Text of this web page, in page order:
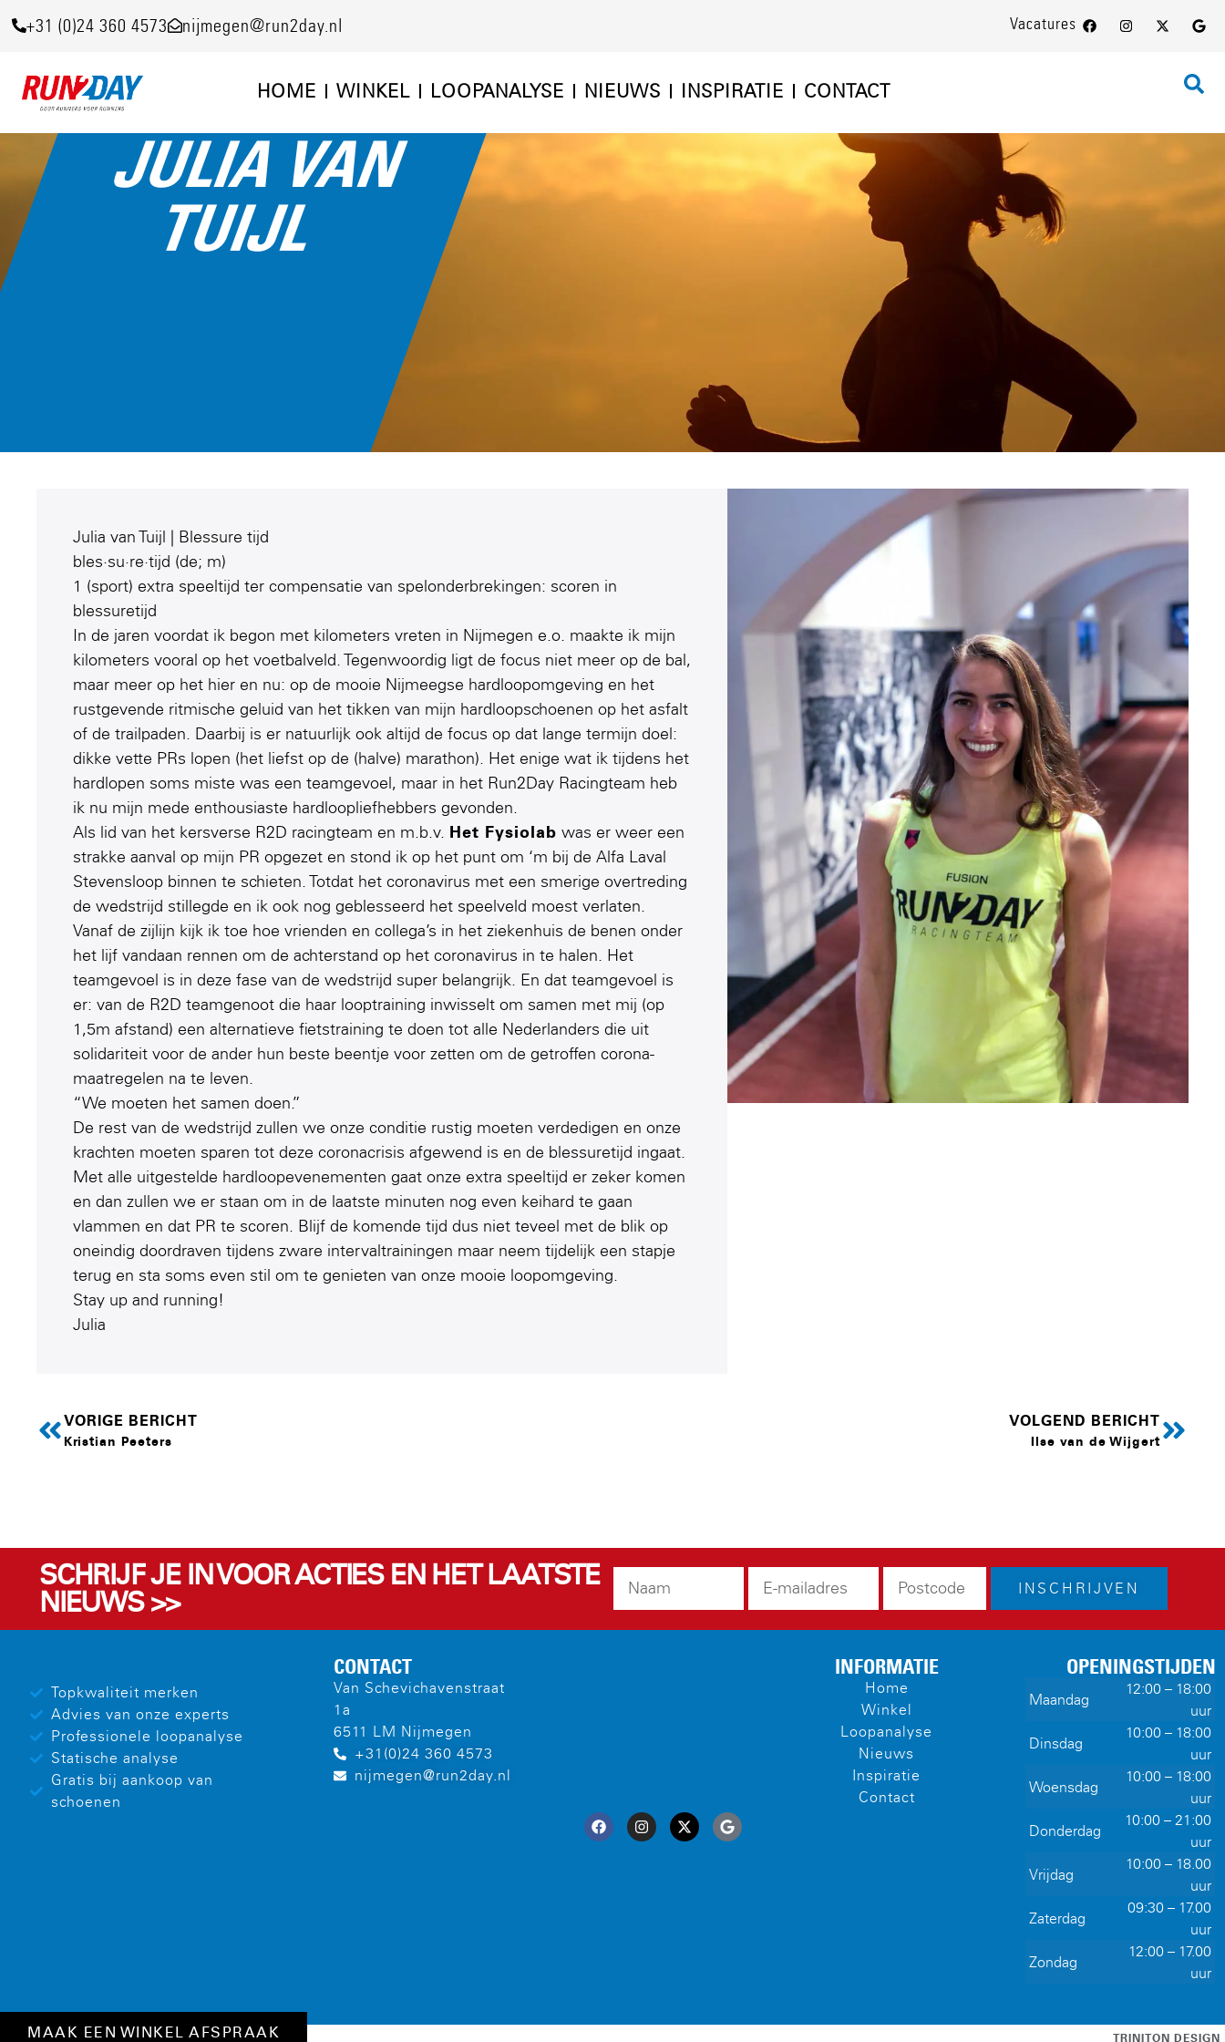
+31 (0)24 360 4573 nijmegen@run2day.nl Vacatures
HOME WINKEL LOOPANALYSE NIEUWS INSPIRATIE CONTACT
JULIA VAN
TUIJL
Julia van Tuijl | Blessure tijd
bles·su·re·tijd (de; m)
1 (sport) extra speeltijd ter compensatie van spelonderbrekingen: scoren in
blessuretijd
In de jaren voordat ik begon met kilometers vreten in Nijmegen e.o. maakte ik mijn
kilometers vooral op het voetbalveld. Tegenwoordig ligt de focus niet meer op de bal,
maar meer op het hier en nu: op de mooie Nijmeegse hardloopomgeving en het
rustgevende ritmische geluid van het tikken van mijn hardloopschoenen op het asfalt
of de trailpaden. Daarbij is er natuurlijk ook altijd de focus op dat lange termijn doel:
dikke vette PRs lopen (het liefst op de (halve) marathon). Het enige wat ik tijdens het
hardlopen soms miste was een teamgevoel, maar in het Run2Day Racingteam heb
ik nu mijn mede enthousiaste hardloopliefhebbers gevonden.
Als lid van het kersverse R2D racingteam en m.b.v. Het Fysiolab was er weer een
strakke aanval op mijn PR opgezet en stond ik op het punt om ‘m bij de Alfa Laval
Stevensloop binnen te schieten. Totdat het coronavirus met een smerige overtreding
de wedstrijd stillegde en ik ook nog geblesseerd het speelveld moest verlaten.
Vanaf de zijlijn kijk ik toe hoe vrienden en collega’s in het ziekenhuis de benen onder
het lijf vandaan rennen om de achterstand op het coronavirus in te halen. Het
teamgevoel is in deze fase van de wedstrijd super belangrijk. En dat teamgevoel is
er: van de R2D teamgenoot die haar looptraining inwisselt om samen met mij (op
1,5m afstand) een alternatieve fietstraining te doen tot alle Nederlanders die uit
solidariteit voor de ander hun beste beentje voor zetten om de getroffen corona-
maatregelen na te leven.
“We moeten het samen doen.”
De rest van de wedstrijd zullen we onze conditie rustig moeten verdedigen en onze
krachten moeten sparen tot deze coronacrisis afgewend is en de blessuretijd ingaat.
Met alle uitgestelde hardloopevenementen gaat onze extra speeltijd er zeker komen
en dan zullen we er staan om in de laatste minuten nog even keihard te gaan
vlammen en dat PR te scoren. Blijf de komende tijd dus niet teveel met de blik op
oneindig doordraven tijdens zware intervaltrainingen maar neem tijdelijk een stapje
terug en sta soms even stil om te genieten van onze mooie loopomgeving.
Stay up and running!
Julia
VORIGE BERICHT
Kristian Peeters
VOLGEND BERICHT
Ilse van de Wijgert
MAAK EEN WINKEL AFSPRAAK
INSCHRIJVEN
SCHRIJF JE IN VOOR ACTIES EN HET LAATSTE
NIEUWS >>
Topkwaliteit merken
Advies van onze experts
Professionele loopanalyse
Statische analyse
Gratis bij aankoop van
schoenen
CONTACT
Van Schevichavenstraat
1a
6511 LM Nijmegen
+31(0)24 360 4573
nijmegen@run2day.nl
INFORMATIE
Home
Winkel
Loopanalyse
Nieuws
Inspiratie
Contact
OPENINGSTIJDEN
Maandag
12:00 – 18:00
uur
Dinsdag
10:00 – 18:00
uur
Woensdag
10:00 – 18:00
uur
Donderdag
10:00 – 21:00
uur
Vrijdag
10:00 – 18.00
uur
Zaterdag
09:30 – 17.00
uur
Zondag
12:00 – 17.00
uur
2023 RUN2DAY PRIVACYBELEIDCOOKIES TRINITON DESIGN